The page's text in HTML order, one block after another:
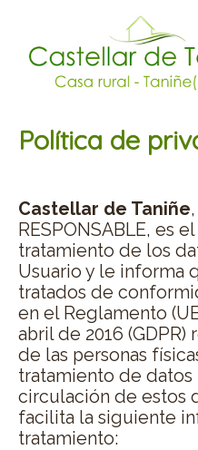
Política de
Castellar de Taniñe
RESPONSABLE, es
tratamiento de los
Usuario y le informa
tratados de
en el Reglamento
abril de 2016
de las personas
tratamiento de datos
circulación de estos
facilita la siguiente
tratamiento: